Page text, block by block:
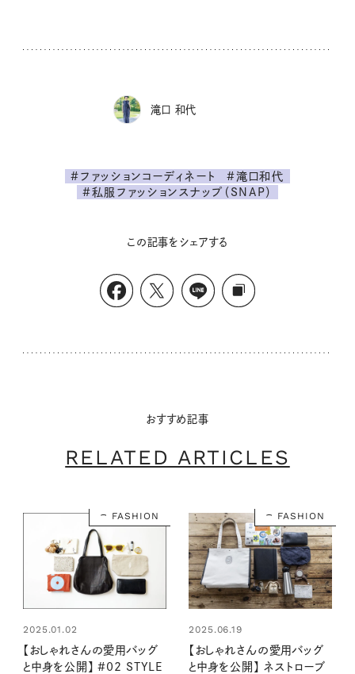
滝口 和代
#ファッションコーディネート
#滝口和代
#私服ファッションスナップ（SNAP）
この記事をシェアする
おすすめ記事
RELATED ARTICLES
FASHION
2025.01.02
【おしゃれさんの愛用バッグ
と中身を公開】 #02 STYLE
FASHION
2025.06.19
【おしゃれさんの愛用バッグ
と中身を公開】 ネストローブ